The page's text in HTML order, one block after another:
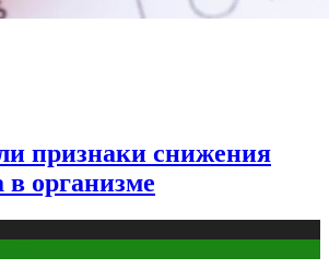
признаки снижения
в организме